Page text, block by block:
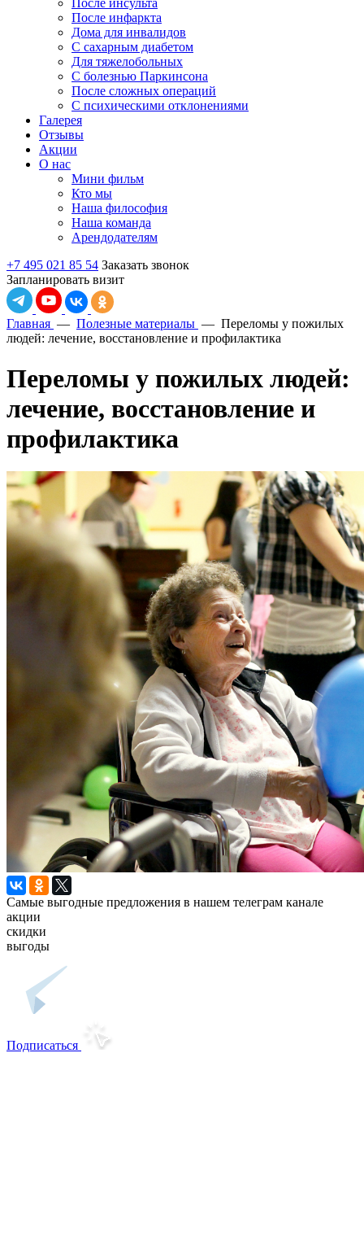
После инсульта
После инфаркта
Дома для инвалидов
С сахарным диабетом
Для тяжелобольных
С болезнью Паркинсона
После сложных операций
С психическими отклонениями
Галерея
Отзывы
Акции
О нас
Мини фильм
Кто мы
Наша философия
Наша команда
Арендодателям
+7 495 021 85 54 Заказать звонок
Запланировать визит
Главная — Полезные материалы — Переломы у пожилых
людей: лечение, восстановление и профилактика
Переломы у пожилых людей:
лечение, восстановление и
профилактика
Самые выгодные предложения в нашем телеграм канале
акции
скидки
выгоды
Подписаться